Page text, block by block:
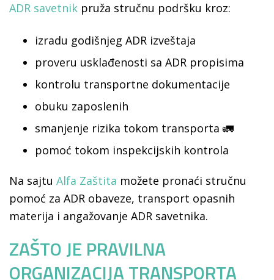
ADR savetnik pruža stručnu podršku kroz:
izradu godišnjeg ADR izveštaja
proveru usklađenosti sa ADR propisima
kontrolu transportne dokumentacije
obuku zaposlenih
smanjenje rizika tokom transporta 🚛
pomoć tokom inspekcijskih kontrola
Na sajtu Alfa Zaštita možete pronaći stručnu
pomoć za ADR obaveze, transport opasnih
materija i angažovanje ADR savetnika.
ZAŠTO JE PRAVILNA
ORGANIZACIJA TRANSPORTA